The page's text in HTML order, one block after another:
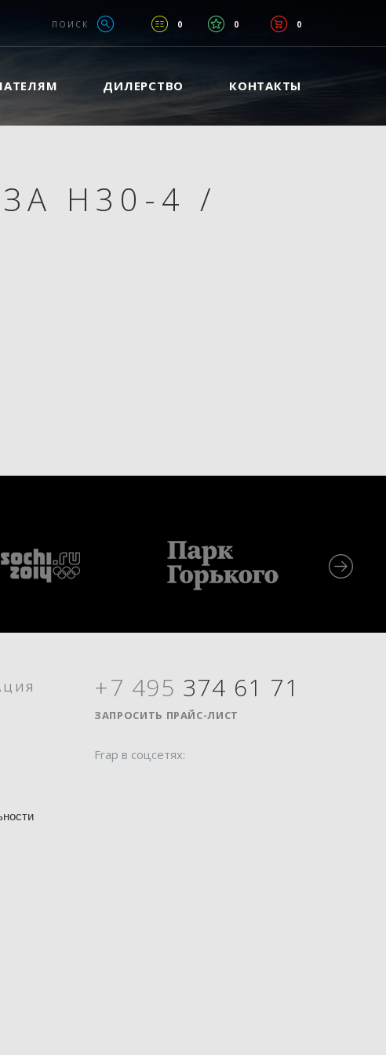
0 0 0
ПОИСК
ДИЛЕРСТВО КОНТАКТЫ
H30-4 /
+7 495 374 61 71
ЗАПРОСИТЬ ПРАЙС-ЛИСТ
Frap в соцсетях: